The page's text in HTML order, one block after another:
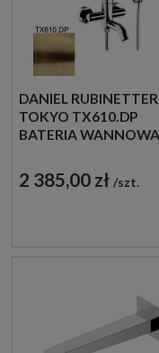
DANIEL
TOKYO TX610.DP
BATERIA WANNOWA
JEDNOUCHWYTOWA
ZŁOTO
2 385,00 zł szt.